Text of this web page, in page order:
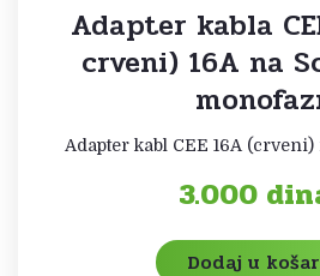
Adapter kabla
crveni) 16A na
Adapter kabl CEE 16A
3.000
Dodaj u